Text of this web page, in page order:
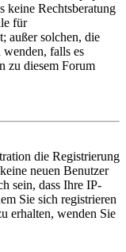
keine Rechtsberatung
für
außer solchen, die
falls es
zu diesem Forum
die Registrierung
neuen Benutzer
sein, dass Ihre IP-
Sie sich registrieren
erhalten, wenden Sie